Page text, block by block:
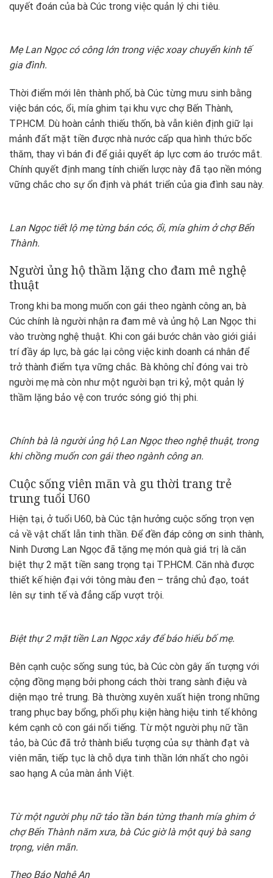
quyết đoán của bà Cúc trong việc quản lý chi tiêu.
Mẹ Lan Ngọc có công lớn trong việc xoay chuyển kinh tế
gia đình.
Thời điểm mới lên thành phố, bà Cúc từng mưu sinh bằng
việc bán cóc, ổi, mía ghim tại khu vực chợ Bến Thành,
TP.HCM. Dù hoàn cảnh thiếu thốn, bà vẫn kiên định giữ lại
mảnh đất mặt tiền được nhà nước cấp qua hình thức bốc
thăm, thay vì bán đi để giải quyết áp lực cơm áo trước mắt.
Chính quyết định mang tính chiến lược này đã tạo nền móng
vững chắc cho sự ổn định và phát triển của gia đình sau này.
Lan Ngọc tiết lộ mẹ từng bán cóc, ổi, mía ghim ở chợ Bến
Thành.
Người ủng hộ thầm lặng cho đam mê nghệ
thuật
Trong khi ba mong muốn con gái theo ngành công an, bà
Cúc chính là người nhận ra đam mê và ủng hộ Lan Ngọc thi
vào trường nghệ thuật. Khi con gái bước chân vào giới giải
trí đầy áp lực, bà gác lại công việc kinh doanh cá nhân để
trở thành điểm tựa vững chắc. Bà không chỉ đóng vai trò
người mẹ mà còn như một người bạn tri kỷ, một quản lý
thầm lặng bảo vệ con trước sóng gió thị phi.
Chính bà là người ủng hộ Lan Ngọc theo nghệ thuật, trong
khi chồng muốn con gái theo ngành công an.
Cuộc sống viên mãn và gu thời trang trẻ
trung tuổi U60
Hiện tại, ở tuổi U60, bà Cúc tận hưởng cuộc sống trọn vẹn
cả về vật chất lẫn tinh thần. Để đền đáp công ơn sinh thành,
Ninh Dương Lan Ngọc đã tặng mẹ món quà giá trị là căn
biệt thự 2 mặt tiền sang trọng tại TP.HCM. Căn nhà được
thiết kế hiện đại với tông màu đen – trắng chủ đạo, toát
lên sự tinh tế và đẳng cấp vượt trội.
Biệt thự 2 mặt tiền Lan Ngọc xây để báo hiếu bố mẹ.
Bên cạnh cuộc sống sung túc, bà Cúc còn gây ấn tượng với
cộng đồng mạng bởi phong cách thời trang sành điệu và
diện mạo trẻ trung. Bà thường xuyên xuất hiện trong những
trang phục bay bổng, phối phụ kiện hàng hiệu tinh tế không
kém cạnh cô con gái nổi tiếng. Từ một người phụ nữ tần
tảo, bà Cúc đã trở thành biểu tượng của sự thành đạt và
viên mãn, tiếp tục là chỗ dựa tinh thần lớn nhất cho ngôi
sao hạng A của màn ảnh Việt.
Từ một người phụ nữ tảo tần bán từng thanh mía ghim ở
chợ Bến Thành năm xưa, bà Cúc giờ là một quý bà sang
trọng, viên mãn.
Theo Báo Nghệ An